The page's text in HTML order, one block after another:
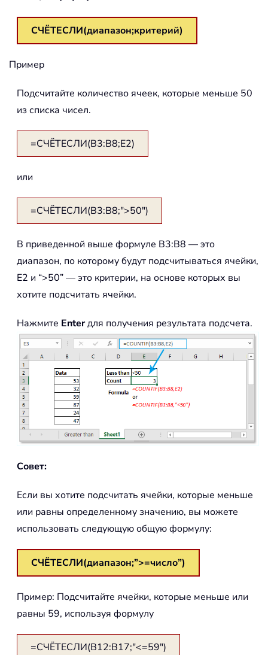
СЧЁТЕСЛИ(диапазон;критерий)
Пример
Подсчитайте количество ячеек, которые меньше 50
из списка чисел.
=СЧЁТЕСЛИ(B3:B8;E2)
или
=СЧЁТЕСЛИ(B3:B8;">50")
В приведенной выше формуле B3:B8 — это
диапазон, по которому будут подсчитываться ячейки,
E2 и “>50” — это критерии, на основе которых вы
хотите подсчитать ячейки.
Нажмите Enterдля получения результата подсчета.
Совет:
Если вы хотите подсчитать ячейки, которые меньше
или равны определенному значению, вы можете
использовать следующую общую формулу:
СЧЁТЕСЛИ(диапазон;”>=число”)
Пример: Подсчитайте ячейки, которые меньше или
равны 59, используя формулу
=СЧЁТЕСЛИ(B12:B17;"<=59")